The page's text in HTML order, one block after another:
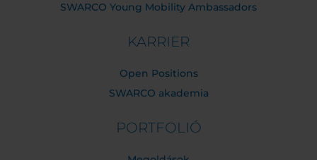
SWARCO Young Mobility Ambassadors
KARRIER
Open Positions
SWARCO akademia
PORTFOLIÓ